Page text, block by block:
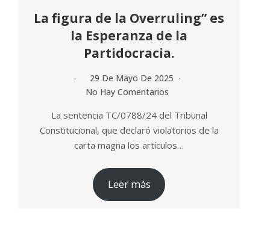
La figura de la Overruling” es
la Esperanza de la
Partidocracia.
29 De Mayo De 2025
No Hay Comentarios
La sentencia TC/0788/24 del Tribunal
Constitucional, que declaró violatorios de la
carta magna los artículos…
Leer más